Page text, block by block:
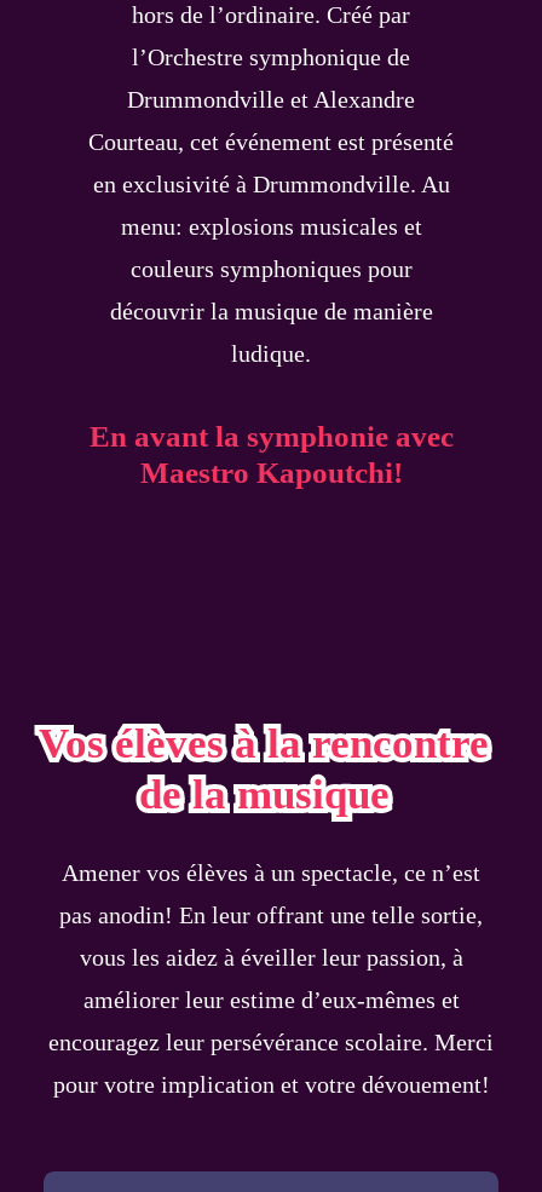
hors de l’ordinaire. Créé par
l’Orchestre symphonique de
Drummondville et Alexandre
Courteau, cet événement est présenté
en exclusivité à Drummondville. Au
menu: explosions musicales et
couleurs symphoniques pour
découvrir la musique de manière
ludique.
En avant la symphonie avec
Maestro Kapoutchi!
Vos élèves à la rencontre
de la musique
Amener vos élèves à un spectacle, ce n’est
pas anodin! En leur offrant une telle sortie,
vous les aidez à éveiller leur passion, à
améliorer leur estime d’eux-mêmes et
encouragez leur persévérance scolaire. Merci
pour votre implication et votre dévouement!